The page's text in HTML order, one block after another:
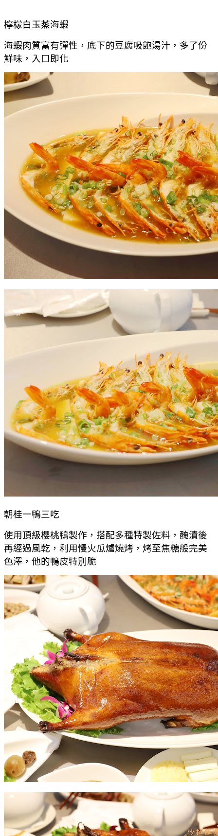
檸檬白玉蒸海蝦
海蝦肉質富有彈性，底下的豆腐吸飽湯汁，多了份
鮮味，入口即化
朝桂一鴨三吃
使用頂級櫻桃鴨製作，搭配多種特製佐料，醃漬後
再經過風乾，利用慢火瓜爐燒烤，烤至焦糖般完美
色澤，他的鴨皮特別脆